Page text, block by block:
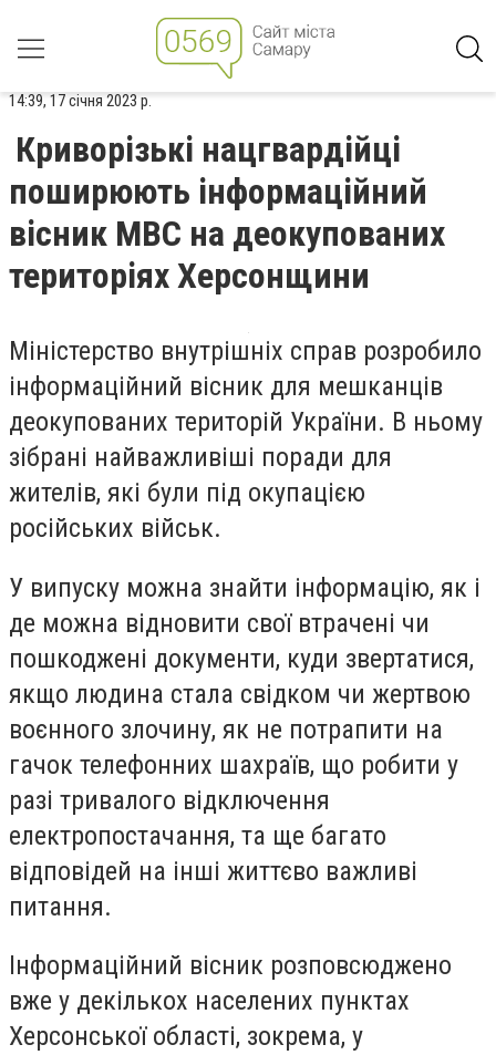
14:39, 17 січня 2023 р.
Криворізькі нацгвардійці
поширюють інформаційний
вісник МВС на деокупованих
територіях Херсонщини
Міністерство внутрішніх справ розробило
інформаційний вісник для мешканців
деокупованих територій України. В ньому
зібрані найважливіші поради для
жителів, які були під окупацією
російських військ.
У випуску можна знайти інформацію, як і
де можна відновити свої втрачені чи
пошкоджені документи, куди звертатися,
якщо людина стала свідком чи жертвою
воєнного злочину, як не потрапити на
гачок телефонних шахраїв, що робити у
разі тривалого відключення
електропостачання, та ще багато
відповідей на інші життєво важливі
питання.
Інформаційний вісник розповсюджено
вже у декількох населених пунктах
Херсонської області, зокрема, у